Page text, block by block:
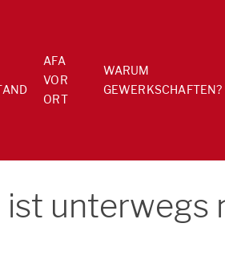
AFA
VOR
ORT
WARUM
GEWERKSCHAFTEN?
unterwegs